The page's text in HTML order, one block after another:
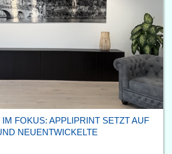
FOKUS: APPLIPRINT SETZT AUF
NEUENTWICKELTE